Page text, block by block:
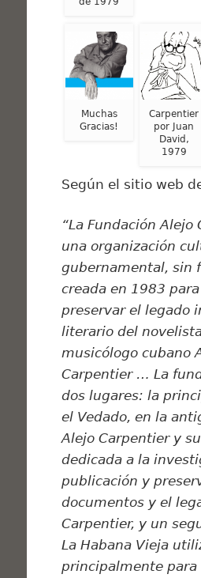
Muchas
Gracias!
Carpentier
por Juan
David,
1979
Según el sitio web
“La Fundación Alejo
una organización
gubernamental, sin
creada en 1983
preservar el legado
literario del
musicólogo cubano
Carpentier … La
dos lugares: la
el Vedado, en la
Alejo Carpentier y
dedicada a la
publicación y
documentos y el
Carpentier, y un
La Habana Vieja
principalmente para